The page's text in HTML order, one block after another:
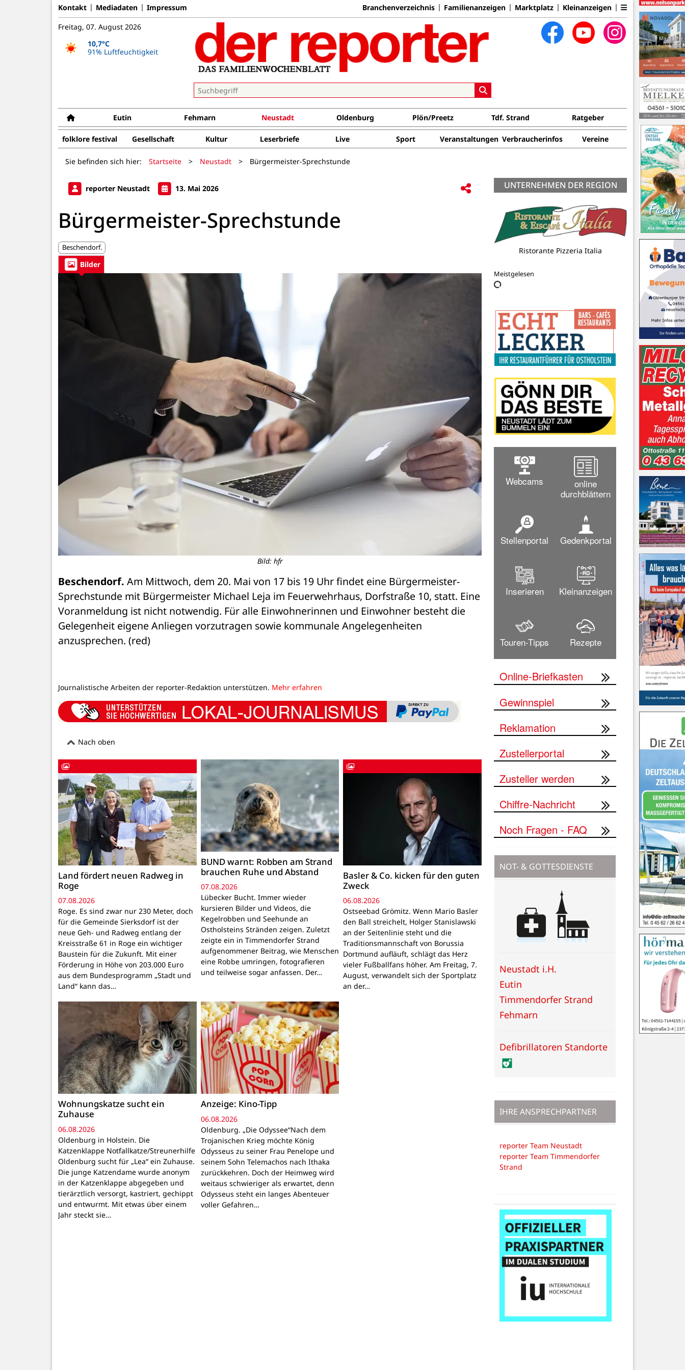
Kontakt Mediadaten Impressum Branchenverzeichnis Familienanzeigen Marktplatz Kleinanzeigen
Freitag, 07. August 2026
10,7°C
91% Luftfeuchtigkeit
Eutin Fehmarn Neustadt Oldenburg Plön/Preetz Tdf. Strand Ratgeber
folklore festival Gesellschaft Kultur Leserbriefe Live Sport Veranstaltungen Verbraucherinfos Vereine
Sie befinden sich hier: Startseite > Neustadt > Bürgermeister-Sprechstunde
reporter Neustadt 13. Mai 2026
Bürgermeister-Sprechstunde
Beschendorf.
Bilder
Bild: hfr
Beschendorf. Am Mittwoch, dem 20. Mai von 17 bis 19 Uhr findet eine Bürgermeister-
Sprechstunde mit Bürgermeister Michael Leja im Feuerwehrhaus, Dorfstraße 10, statt. Eine
Voranmeldung ist nicht notwendig. Für alle Einwohnerinnen und Einwohner besteht die
Gelegenheit eigene Anliegen vorzutragen sowie kommunale Angelegenheiten
anzusprechen. (red)
Journalistische Arbeiten der reporter-Redaktion unterstützen. Mehr erfahren
Nach oben
Land fördert neuen Radweg in
Roge
07.08.2026
Roge. Es sind zwar nur 230 Meter, doch
für die Gemeinde Sierksdorf ist der
neue Geh- und Radweg entlang der
Kreisstraße 61 in Roge ein wichtiger
Baustein für die Zukunft. Mit einer
Förderung in Höhe von 203.000 Euro
aus dem Bundesprogramm „Stadt und
Land“ kann das…
BUND warnt: Robben am Strand
brauchen Ruhe und Abstand
07.08.2026
Lübecker Bucht. Immer wieder
kursieren Bilder und Videos, die
Kegelrobben und Seehunde an
Ostholsteins Stränden zeigen. Zuletzt
zeigte ein in Timmendorfer Strand
aufgenommener Beitrag, wie Menschen
eine Robbe umringen, fotografieren
und teilweise sogar anfassen. Der…
Basler & Co. kicken für den guten
Zweck
06.08.2026
Ostseebad Grömitz. Wenn Mario Basler
den Ball streichelt, Holger Stanislawski
an der Seitenlinie steht und die
Traditionsmannschaft von Borussia
Dortmund aufläuft, schlägt das Herz
vieler Fußballfans höher. Am Freitag, 7.
August, verwandelt sich der Sportplatz
an der…
Wohnungskatze sucht ein
Zuhause
06.08.2026
Oldenburg in Holstein. Die
Katzenklappe Notfallkatze/Streunerhilfe
Oldenburg sucht für „Lea“ ein Zuhause.
Die junge Katzendame wurde anonym
in der Katzenklappe abgegeben und
tierärztlich versorgt, kastriert, gechippt
und entwurmt. Mit etwas über einem
Jahr steckt sie…
Anzeige: Kino-Tipp
06.08.2026
Oldenburg. „Die Odyssee“Nach dem
Trojanischen Krieg möchte König
Odysseus zu seiner Frau Penelope und
seinem Sohn Telemachos nach Ithaka
zurückkehren. Doch der Heimweg wird
weitaus schwieriger als erwartet, denn
Odysseus steht ein langes Abenteuer
voller Gefahren…
UNTERNEHMEN DER REGION
Tourist-Info Stadthafen Neustadt
Meistgelesen
Webcams
online
durchblättern
Stellenportal Gedenkportal
Inserieren Kleinanzeigen
Touren-Tipps Rezepte
Online-Briefkasten
Gewinnspiel
Reklamation
Zustellerportal
Zusteller werden
Chiffre-Nachricht
Noch Fragen - FAQ
NOT- & GOTTESDIENSTE
Neustadt i.H.
Eutin
Timmendorfer Strand
Fehmarn
Defibrillatoren Standorte
IHRE ANSPRECHPARTNER
reporter Team Neustadt
reporter Team Timmendorfer
Strand